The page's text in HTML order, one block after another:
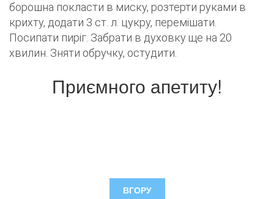
борошна покласти в миску, розтерти руками в
крихту, додати 3 ст. л. цукру, перемішати.
Посипати пиріг. Забрати в духовку ще на 20
хвилин. Зняти обручку, остудити.
Приємного апетиту!
ВГОРУ